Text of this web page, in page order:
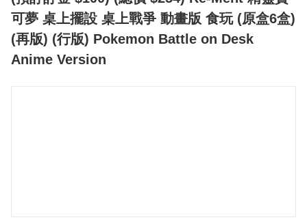
可夢 桌上擺設 桌上戰爭 動畫版 食玩 (原盒6盒)
(再版) (行版) Pokemon Battle on Desk
Anime Version